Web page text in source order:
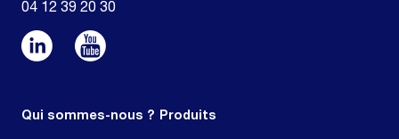
04 12 39 20 30
Qui sommes-nous ? Produits